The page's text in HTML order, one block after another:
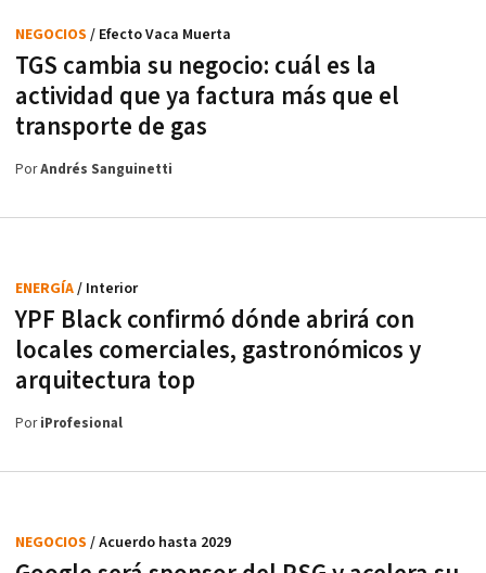
TGS cambia su negocio: cuál es la
actividad que ya factura más que el
transporte de gas
NEGOCIOS / Efecto Vaca Muerta
PorAndrés Sanguinetti
YPF Black confirmó dónde abrirá con
locales comerciales, gastronómicos y
arquitectura top
ENERGÍA/ Interior
PoriProfesional
NEGOCIOS / Acuerdo hasta 2029